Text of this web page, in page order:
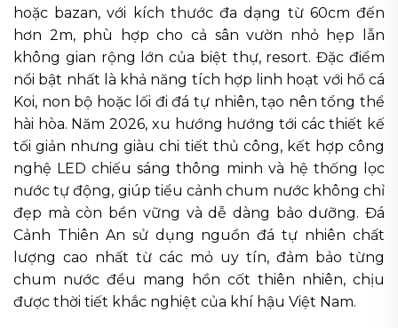
hoặc bazan, với kích thước đa dạng từ 60cm đến
hơn 2m, phù hợp cho cả sân vườn nhỏ hẹp lẫn
không gian rộng lớn của biệt thự, resort. Đặc điểm
nổi bật nhất là khả năng tích hợp linh hoạt với hồ cá
Koi, non bộ hoặc lối đi đá tự nhiên, tạo nên tổng thể
hài hòa. Năm 2026, xu hướng hướng tới các thiết kế
tối giản nhưng giàu chi tiết thủ công, kết hợp công
nghệ LED chiếu sáng thông minh và hệ thống lọc
nước tự động, giúp tiểu cảnh chum nước không chỉ
đẹp mà còn bền vững và dễ dàng bảo dưỡng. Đá
Cảnh Thiên An sử dụng nguồn đá tự nhiên chất
lượng cao nhất từ các mỏ uy tín, đảm bảo từng
chum nước đều mang hồn cốt thiên nhiên, chịu
được thời tiết khắc nghiệt của khí hậu Việt Nam.